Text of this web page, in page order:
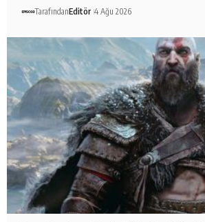
TarafındanEditör 4 Ağu 2026